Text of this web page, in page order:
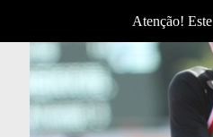
Atenção!